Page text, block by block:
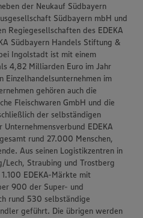
der Neukauf Südbayern
Südbayern mbH und
Regiegesellschaften des EDEKA
Südbayern Handels Stiftung &
Ingolstadt ist mit einem
4,82 Milliarden Euro im Jahr
Einzelhandelsunternehmen im
gehören auch die
Fleischwaren GmbH und die
der selbständigen
EDEKA
rund 27.000 Menschen,
Aus seinen Logistikzentren in
Lech, Straubing und Trostberg
EDEKA-Märkte mit
900 der Super- und
rund 530 selbständige
geführt. Die übrigen werden